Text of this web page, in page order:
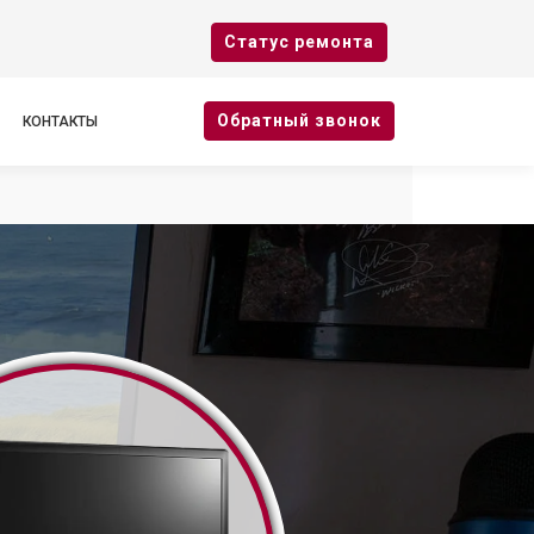
Cтатус ремонта
КОНТАКТЫ Oбратный звонок